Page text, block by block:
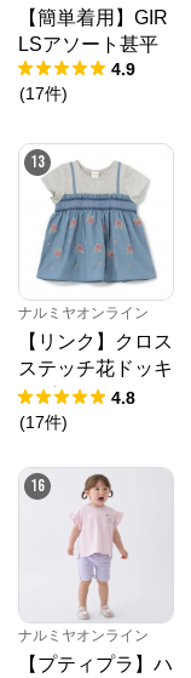
【簡単着用】GIR
LSアソート甚平
4.9
(17件)
13
ナルミヤオンライン
【リンク】クロス
ステッチ花ドッキ
ングTシャツ
4.8
(17件)
16
ナルミヤオンライン
【プティプラ】ハ